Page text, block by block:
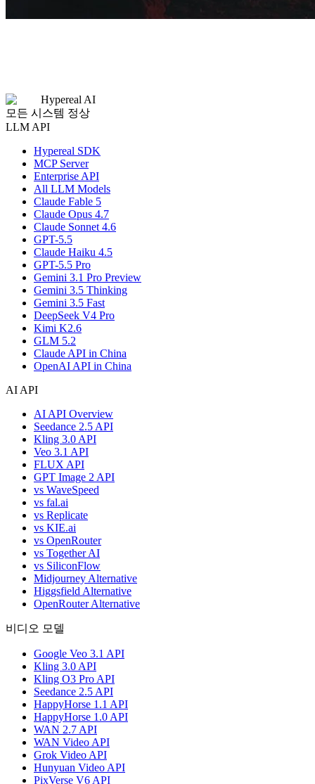
Hypereal AI
모든 시스템 정상
LLM API
Hypereal SDK
MCP Server
Enterprise API
All LLM Models
Claude Fable 5
Claude Opus 4.7
Claude Sonnet 4.6
GPT-5.5
Claude Haiku 4.5
GPT-5.5 Pro
Gemini 3.1 Pro Preview
Gemini 3.5 Thinking
Gemini 3.5 Fast
DeepSeek V4 Pro
Kimi K2.6
GLM 5.2
Claude API in China
OpenAI API in China
AI API
AI API Overview
Seedance 2.5 API
Kling 3.0 API
Veo 3.1 API
FLUX API
GPT Image 2 API
vs WaveSpeed
vs fal.ai
vs Replicate
vs KIE.ai
vs OpenRouter
vs Together AI
vs SiliconFlow
Midjourney Alternative
Higgsfield Alternative
OpenRouter Alternative
비디오 모델
Google Veo 3.1 API
Kling 3.0 API
Kling O3 Pro API
Seedance 2.5 API
HappyHorse 1.1 API
HappyHorse 1.0 API
WAN 2.7 API
WAN Video API
Grok Video API
Hunyuan Video API
PixVerse V6 API